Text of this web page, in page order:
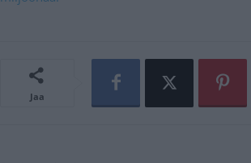
Jaa